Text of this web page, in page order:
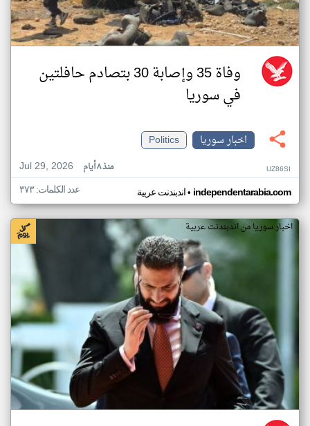
وفاة 35 وإصابة 30 بتصادم حافلتين
في سوريا
اخبار سوريا
Politics
Jul 29, 2026
منذ ٨ أيام UZ86SI
اندبندنت عربية• independentarabia.com عدد الكلمات: ٣٧٣
اخبار سوريا من اندبندنت عربية